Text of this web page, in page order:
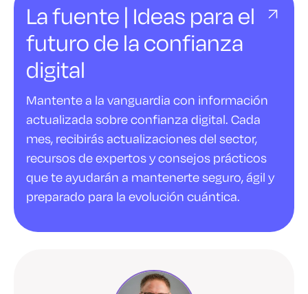
La fuente | Ideas para el
futuro de la confianza
digital
Mantente a la vanguardia con información
actualizada sobre confianza digital. Cada
mes, recibirás actualizaciones del sector,
recursos de expertos y consejos prácticos
que te ayudarán a mantenerte seguro, ágil y
preparado para la evolución cuántica.